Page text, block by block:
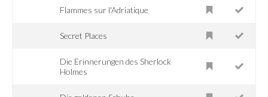
Flammes sur l'Adriatique
Secret Places
Die Erinnerungen des Sherlock
Holmes